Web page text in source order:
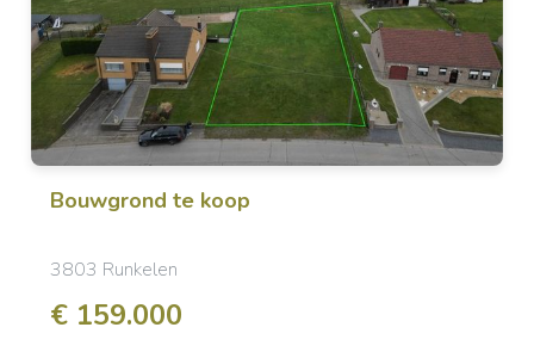
Bouwgrond te koop
3803 Runkelen
€ 159.000